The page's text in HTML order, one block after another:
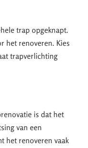
trap opgeknapt.
het renoveren. Kies
trapverlichting
is dat het
van een
het renoveren vaak